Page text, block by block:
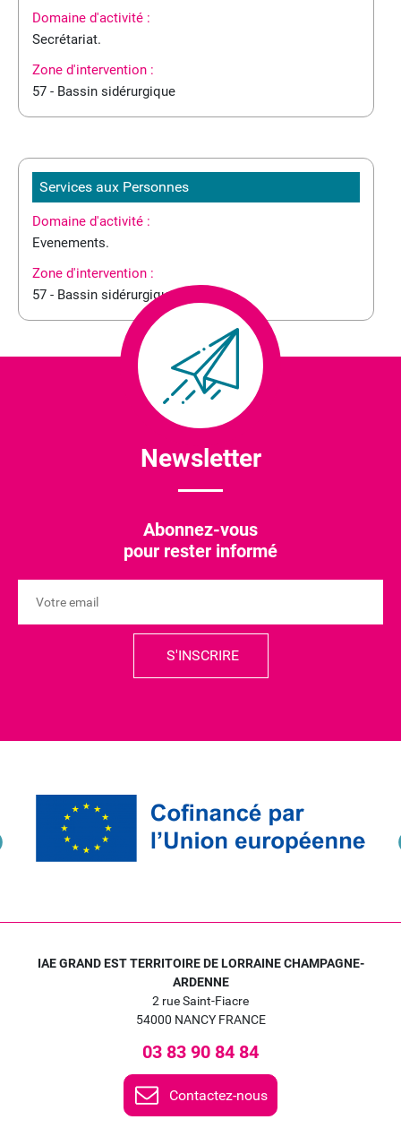
Domaine d'activité :
Secrétariat.
Zone d'intervention :
57 - Bassin sidérurgique
Services aux Personnes
Domaine d'activité :
Evenements.
Zone d'intervention :
57 - Bassin sidérurgique
Newsletter
Abonnez-vous
pour rester informé
IAE GRAND EST TERRITOIRE DE LORRAINE CHAMPAGNE-
ARDENNE
2 rue Saint-Fiacre
54000 NANCY FRANCE
03 83 90 84 84
Contactez-nous